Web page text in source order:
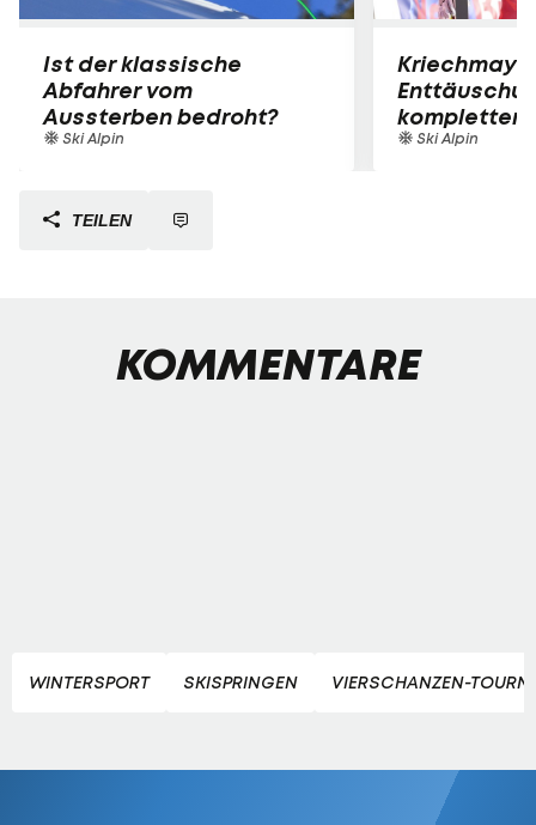
Ist der klassische
Abfahrer vom
Aussterben bedroht?
Ski Alpin
Kriechmayr
kompletter
Ski Alpin
TEILEN
KOMMENTARE
WINTERSPORT SKISPRINGEN VIERSCHANZEN-